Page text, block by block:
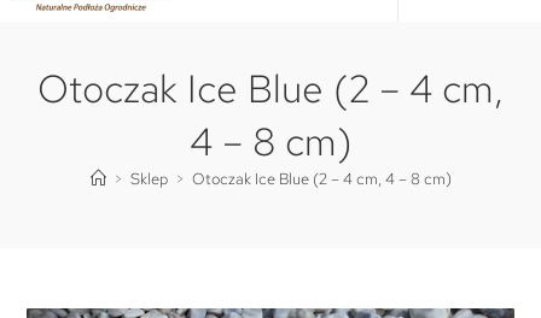
Otoczak Ice Blue (2 – 4 cm,
4 – 8 cm)
> Sklep > Otoczak Ice Blue (2 – 4 cm, 4 – 8 cm)